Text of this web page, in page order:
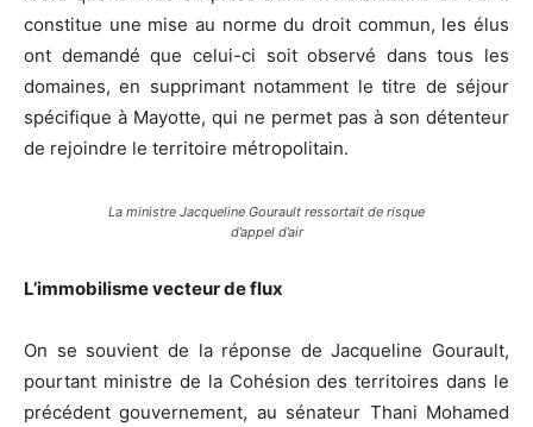
constitue une mise au norme du droit commun, les élus
ont demandé que celui-ci soit observé dans tous les
domaines, en supprimant notamment le titre de séjour
spécifique à Mayotte, qui ne permet pas à son détenteur
de rejoindre le territoire métropolitain.
La ministre Jacqueline Gourault ressortait de risque
d’appel d’air
L’immobilisme vecteur de flux
On se souvient de la réponse de Jacqueline Gourault,
pourtant ministre de la Cohésion des territoires dans le
précédent gouvernement, au sénateur Thani Mohamed